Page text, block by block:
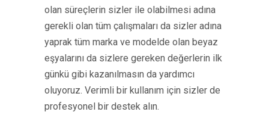
olan süreçlerin sizler ile olabilmesi adına
gerekli olan tüm çalışmaları da sizler adına
yaprak tüm marka ve modelde olan beyaz
eşyalarını da sizlere gereken değerlerin ilk
günkü gibi kazanılmasın da yardımcı
oluyoruz. Verimli bir kullanım için sizler de
profesyonel bir destek alın.